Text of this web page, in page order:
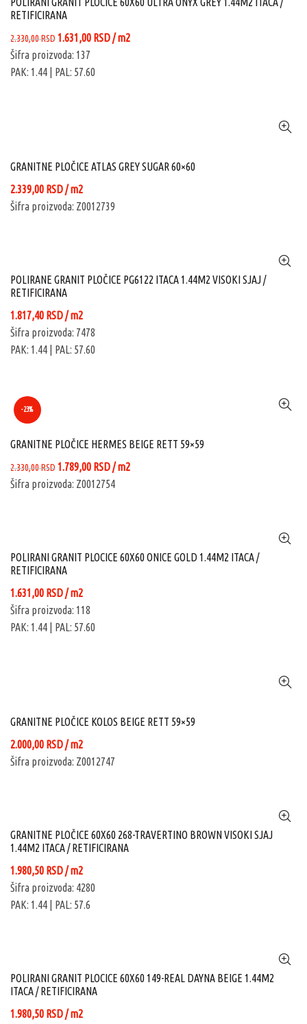
RETIFICIRANA
2.330,00RSDOriginalna
cena
je
1.631,00 RSDTrenutna
/ m2
Šifra proizvoda: 137
PAK: 1.44 | PAL: 57.60
GRANITNE PLOČICE ATLAS GREY SUGAR 60×60
2.339,00 RSD/ m2
Šifra proizvoda: Z0012739
POLIRANE GRANIT PLOČICE PG6122 ITACA 1.44M2 VISOKI SJAJ /
RETIFICIRANA
1.817,40 RSD/ m2
Šifra proizvoda: 7478
PAK: 1.44 | PAL: 57.60
-23%
GRANITNE PLOČICE HERMES BEIGE RETT 59×59
2.330,00RSDOriginalna
cena
1.789,00 RSDTrenutna
cena
/ m2
Šifra proizvoda: Z0012754
POLIRANI GRANIT PLOCICE 60X60 ONICE GOLD 1.44M2 ITACA /
RETIFICIRANA
1.631,00 RSD/ m2
Šifra proizvoda: 118
PAK: 1.44 | PAL: 57.60
GRANITNE PLOČICE KOLOS BEIGE RETT 59×59
2.000,00 RSD/ m2
Šifra proizvoda: Z0012747
GRANITNE PLOČICE 60X60 268-TRAVERTINO BROWN VISOKI SJAJ
1.44M2 ITACA / RETIFICIRANA
1.980,50 RSD/ m2
Šifra proizvoda: 4280
PAK: 1.44 | PAL: 57.6
POLIRANI GRANIT PLOCICE 60X60 149-REAL DAYNA BEIGE 1.44M2
ITACA / RETIFICIRANA
1.980,50 RSD/ m2